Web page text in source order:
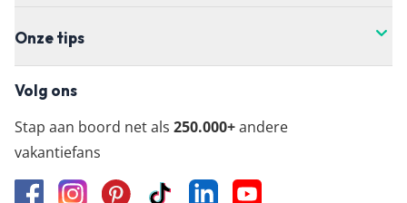
Onze tips
Volg ons
Stap aan boord net als 250.000+andere
vakantiefans